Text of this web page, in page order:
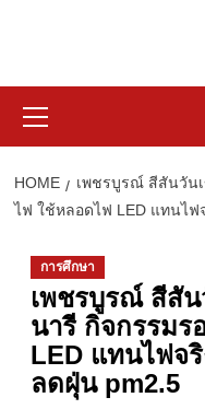
Menu
HOME
เพชรบูรณ์ สีสันวันเ
ไฟ ใช้หลอดไฟ LED แทนไฟ
การศึกษา
เพชรบูรณ์ สีสัน
นารี กิจกรรมร
LED แทนไฟจ
ลดฝุ่น pm2.5